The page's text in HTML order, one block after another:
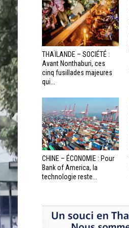
THAÏLANDE – SOCIÉTÉ :
Avant Nonthaburi, ces
cinq fusillades majeures
qui...
CHINE – ÉCONOMIE : Pour
Bank of America, la
technologie reste...